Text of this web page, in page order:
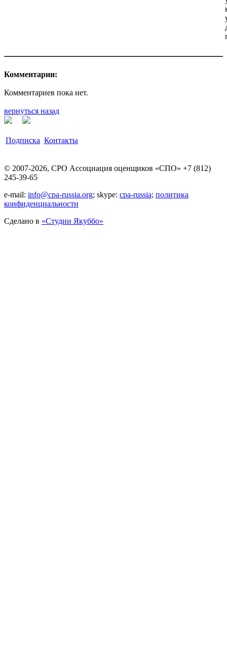
Комментарии:
Комментариев пока нет.
вернуться назад
Подписка Контакты
© 2007-2026, СРО Ассоциация оценщиков «СПО» +7 (812)
245-39-65
e-mail: info@cpa-russia.org; skype: cpa-russia; политика
конфиденциальности
Сделано в «Cтудии Якуббо»